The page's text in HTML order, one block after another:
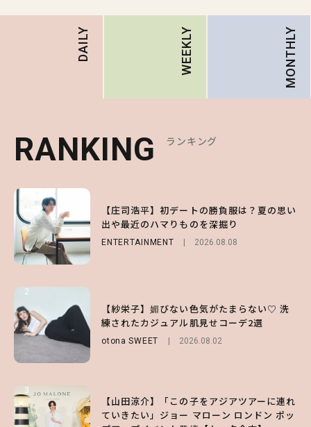
DAILY WEEKLY MONTHLY
RANKING ランキング
【庄司浩平】初デートの勝負服は？夏の思い
出や最近のハマりものを深掘り
ENTERTAINMENT 2026.08.08
2
【紗栄子】媚びない色気がたまらない♡ 洗
練されたカジュアル肌見せコーデ2選
otona SWEET 2026.08.02
3
【山田涼介】「この子をアジアツアーに連れ
ていきたい」ジョー マローン ロンドン ポッ
RANKING ランキング
【大原優乃】夏メイクはプレイフルに！ドキ
ッとしちゃう色っぽ“うるみ目”のつくり方
BEAUTY 2026.08.01
2
【森香澄】理想のスタイルはどう作る？体型
キープの秘訣や夏の過ごし方など独占インタ
ビュー！
ENTERTAINMENT
3
【ハローキティ】がスシローと初コラボ♡
第1弾の気になるメニュー＆限定グッズを総
RANKING ランキング
【SNIDEL】長濱ねるとロマンティックトラ
ッドな秋はじめ｜2026秋の新作コーデ4選
FASHION Sponsored 2026.07.10
2
【付録】総柄ハローキティが可愛すぎ♡ 紀
ノ国屋コラボの“優秀保冷バッグ”は夏の強
い味方！【オトナミューズ9月号増刊】
2026.07.12
3
【谷まりあ】夏は“シアースカート”でさり
げなく肌見せ！透け感のニュアンスを楽しめ